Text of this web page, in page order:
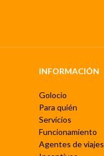
INFORMACIÓN
Golocio
Para quién
Servicios
Funcionamiento
Agentes de viajes